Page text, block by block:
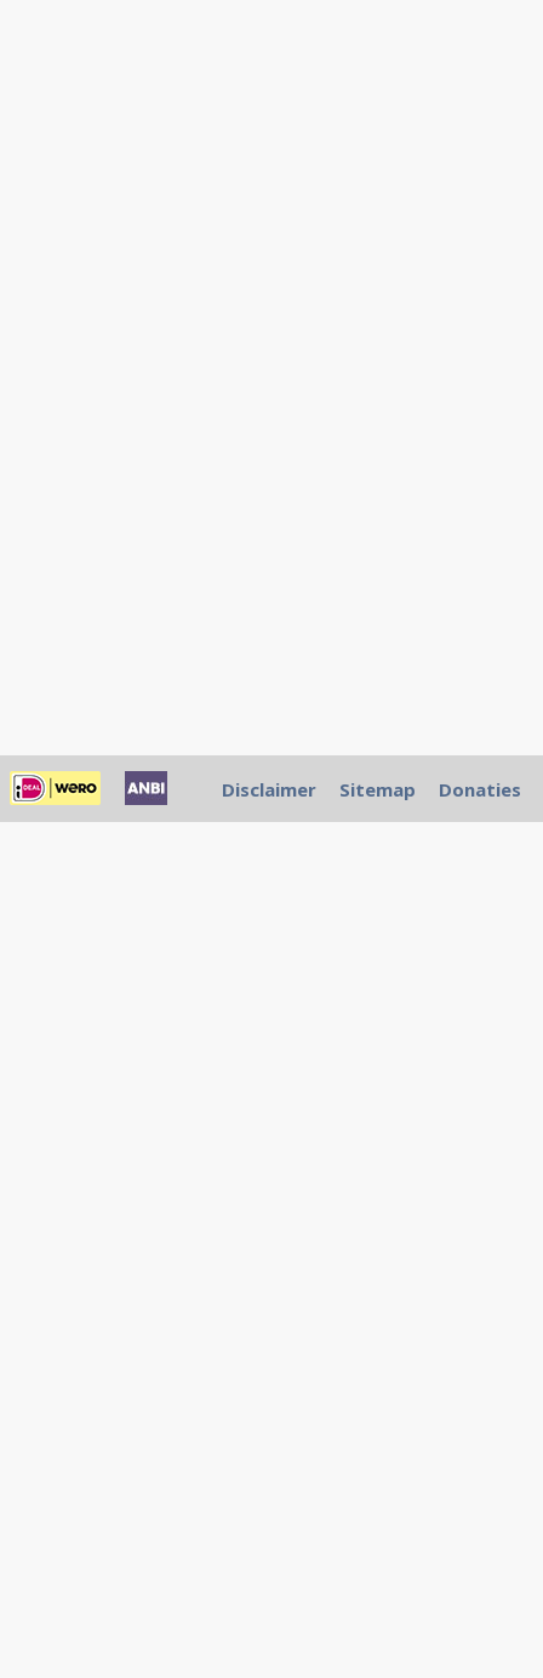
Disclaimer Sitemap Donaties